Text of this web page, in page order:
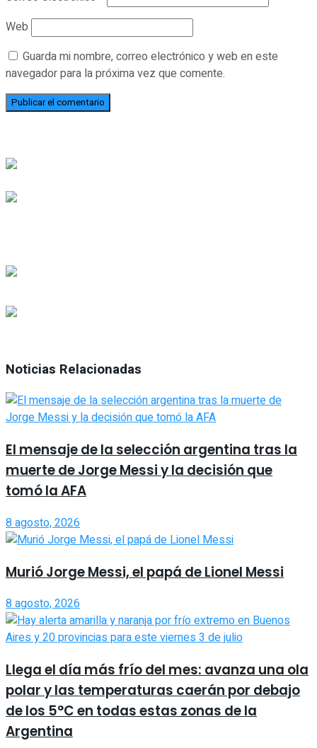
Web
Guarda mi nombre, correo electrónico y web en este
navegador para la próxima vez que comente.
Noticias Relacionadas
El mensaje de la selección argentina tras la
muerte de Jorge Messi y la decisión que
tomó la AFA
8 agosto, 2026
Murió Jorge Messi, el papá de Lionel Messi
8 agosto, 2026
Llega el día más frío del mes: avanza una ola
polar y las temperaturas caerán por debajo
de los 5°C en todas estas zonas de la
Argentina